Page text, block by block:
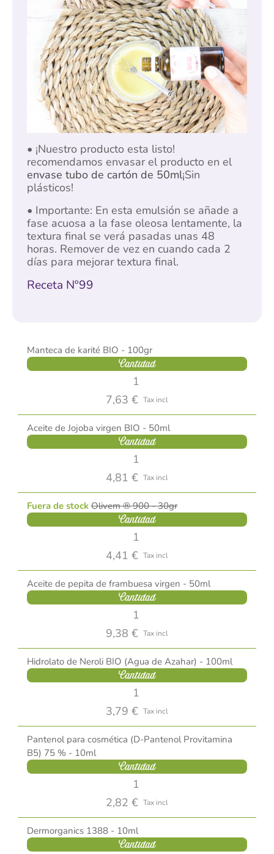
• ¡Nuestro producto esta listo!
recomendamos envasar el producto en el
envase tubo de cartón de 50ml¡Sin
plásticos!
• Importante: En esta emulsión se añade a
fase acuosa a la fase oleosa lentamente, la
textura final se verá pasadas unas 48
horas. Remover de vez en cuando cada 2
días para mejorar textura final.
Receta Nº99
Manteca de karité BIO - 100gr
Cantidad
7,63 € Tax incl
Aceite de Jojoba virgen BIO - 50ml
Cantidad
4,81 € Tax incl
Fuera de stock Olivem ® 900 - 30gr
Cantidad
4,41 € Tax incl
Aceite de pepita de frambuesa virgen - 50ml
Cantidad
9,38 € Tax incl
Hidrolato de Neroli BIO (Agua de Azahar) - 100ml
Cantidad
3,79 € Tax incl
Pantenol para cosmética (D-Pantenol Provitamina
B5) 75 % - 10ml
Cantidad
2,82 € Tax incl
Dermorganics 1388 - 10ml
Cantidad